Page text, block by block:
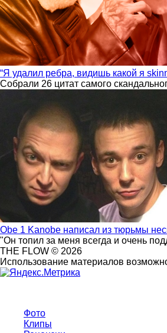
“Я удалил ребра, видишь какой я
Собрали 26 цитат самого
Obe 1 Kanobe написал из тюрьмы
"Он топил за меня всегда и очень
THE FLOW © 2026
Использование материалов
Фото
Клипы